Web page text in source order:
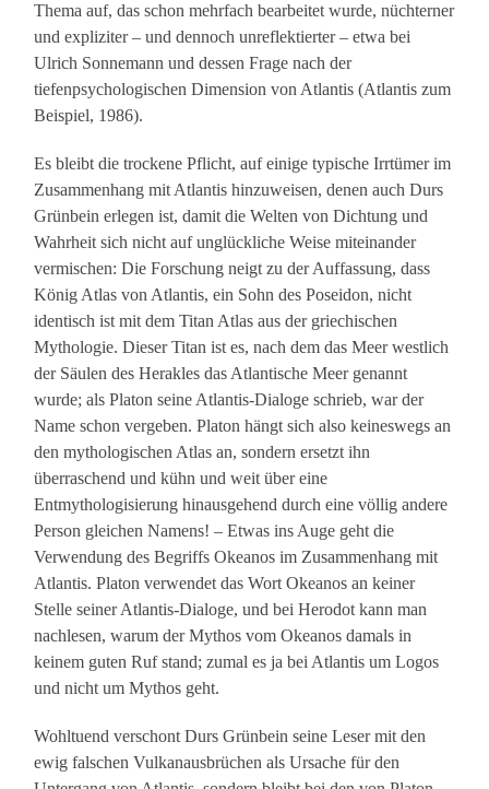
Thema auf, das schon mehrfach bearbeitet wurde, nüchterner
und expliziter – und dennoch unreflektierter – etwa bei
Ulrich Sonnemann und dessen Frage nach der
tiefenpsychologischen Dimension von Atlantis (Atlantis zum
Beispiel, 1986).
Es bleibt die trockene Pflicht, auf einige typische Irrtümer im
Zusammenhang mit Atlantis hinzuweisen, denen auch Durs
Grünbein erlegen ist, damit die Welten von Dichtung und
Wahrheit sich nicht auf unglückliche Weise miteinander
vermischen: Die Forschung neigt zu der Auffassung, dass
König Atlas von Atlantis, ein Sohn des Poseidon, nicht
identisch ist mit dem Titan Atlas aus der griechischen
Mythologie. Dieser Titan ist es, nach dem das Meer westlich
der Säulen des Herakles das Atlantische Meer genannt
wurde; als Platon seine Atlantis-Dialoge schrieb, war der
Name schon vergeben. Platon hängt sich also keineswegs an
den mythologischen Atlas an, sondern ersetzt ihn
überraschend und kühn und weit über eine
Entmythologisierung hinausgehend durch eine völlig andere
Person gleichen Namens! – Etwas ins Auge geht die
Verwendung des Begriffs Okeanos im Zusammenhang mit
Atlantis. Platon verwendet das Wort Okeanos an keiner
Stelle seiner Atlantis-Dialoge, und bei Herodot kann man
nachlesen, warum der Mythos vom Okeanos damals in
keinem guten Ruf stand; zumal es ja bei Atlantis um Logos
und nicht um Mythos geht.
Wohltuend verschont Durs Grünbein seine Leser mit den
ewig falschen Vulkanausbrüchen als Ursache für den